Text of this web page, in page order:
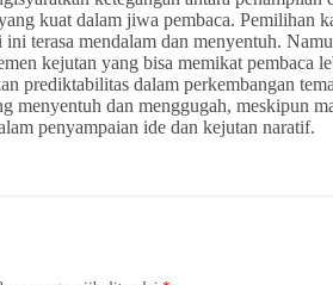
kuat dalam jiwa pembaca. Pemilihan
ini terasa mendalam dan menyentuh.
kejutan yang bisa memikat pembaca
prediktabilitas dalam perkembangan
menyentuh dan menggugah, meskipun
penyampaian ide dan kejutan naratif.